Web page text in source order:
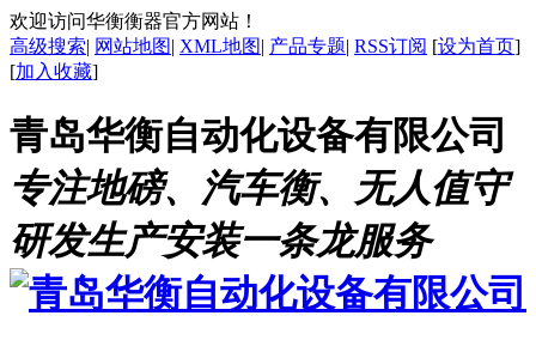
欢迎访问华衡衡器官方网站！
高级搜索| 网站地图| XML地图| 产品专题| RSS订阅 [设为首页]
[加入收藏]
青岛华衡自动化设备有限公司
专注地磅、汽车衡、无人值守
研发生产安装一条龙服务